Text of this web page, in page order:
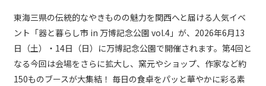
東海三県の伝統的なやきものの魅力を関西へと届ける人気イベ
ント「器と暮らし市 in 万博記念公園 vol.4」が、2026年6月13
日（土）・14日（日）に万博記念公園で開催されます。第4回と
なる今回は会場をさらに拡大し、窯元やショップ、作家など約
150ものブースが大集結！ 毎日の食卓をパッと華やかに彩る素